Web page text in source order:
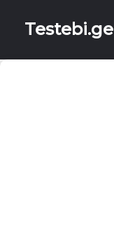
Testebi.ge